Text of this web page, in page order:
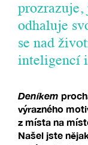
odhaluje
se nad
inteligencí
Deníkem
výrazného
z místa na
Našel jste